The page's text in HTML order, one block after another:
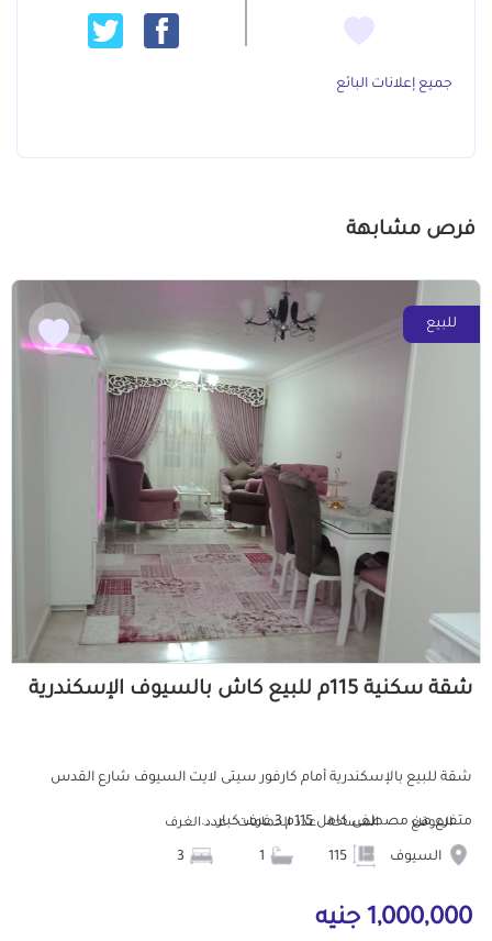
جميع إعلانات البائع
فرص مشابهة
للبيع
شقة سكنية 115م للبيع كاش بالسيوف الإسكندرية
شقة للبيع بالإسكندرية أمام كارفور سيتى لايت السيوف شارع القدس
متفرع من مصطفى كامل 115م 3 غرف كبار ...
الموقع
السيوف
المساحة عدد الحمامات عدد الغرف
1,000,000 جنيه